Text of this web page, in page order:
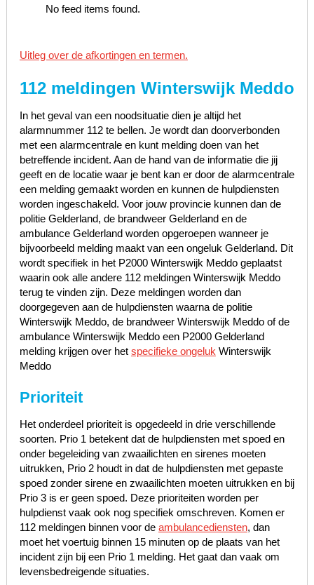
No feed items found.
Uitleg over de afkortingen en termen.
112 meldingen Winterswijk Meddo
In het geval van een noodsituatie dien je altijd het
alarmnummer 112 te bellen. Je wordt dan doorverbonden
met een alarmcentrale en kunt melding doen van het
betreffende incident. Aan de hand van de informatie die jij
geeft en de locatie waar je bent kan er door de alarmcentrale
een melding gemaakt worden en kunnen de hulpdiensten
worden ingeschakeld. Voor jouw provincie kunnen dan de
politie Gelderland, de brandweer Gelderland en de
ambulance Gelderland worden opgeroepen wanneer je
bijvoorbeeld melding maakt van een ongeluk Gelderland. Dit
wordt specifiek in het P2000 Winterswijk Meddo geplaatst
waarin ook alle andere 112 meldingen Winterswijk Meddo
terug te vinden zijn. Deze meldingen worden dan
doorgegeven aan de hulpdiensten waarna de politie
Winterswijk Meddo, de brandweer Winterswijk Meddo of de
ambulance Winterswijk Meddo een P2000 Gelderland
melding krijgen over het specifieke ongeluk Winterswijk
Meddo
Prioriteit
Het onderdeel prioriteit is opgedeeld in drie verschillende
soorten. Prio 1 betekent dat de hulpdiensten met spoed en
onder begeleiding van zwaailichten en sirenes moeten
uitrukken, Prio 2 houdt in dat de hulpdiensten met gepaste
spoed zonder sirene en zwaailichten moeten uitrukken en bij
Prio 3 is er geen spoed. Deze prioriteiten worden per
hulpdienst vaak ook nog specifiek omschreven. Komen er
112 meldingen binnen voor de ambulancediensten, dan
moet het voertuig binnen 15 minuten op de plaats van het
incident zijn bij een Prio 1 melding. Het gaat dan vaak om
levensbedreigende situaties.